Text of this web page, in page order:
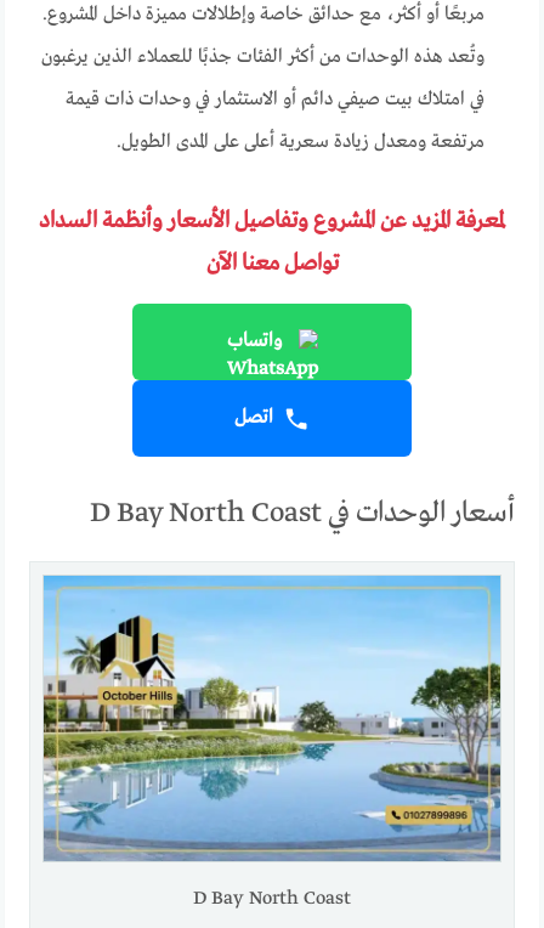
مربعًا أو أكثر، مع حدائق خاصة وإطلالات مميزة داخل المشروع.
وتُعد هذه الوحدات من أكثر الفئات جذبًا للعملاء الذين يرغبون
في امتلاك بيت صيفي دائم أو الاستثمار في وحدات ذات قيمة
مرتفعة ومعدل زيادة سعرية أعلى على المدى الطويل.
لمعرفة المزيد عن المشروع وتفاصيل الأسعار وأنظمة السداد
تواصل معنا الآن
واتساب
اتصل
أسعار الوحدات في D Bay North Coast
D Bay North Coast